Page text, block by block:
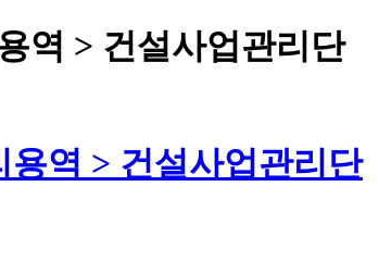
역 > 건설사업관리단